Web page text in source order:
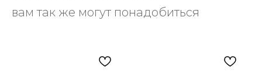
вам так же могут понадобиться